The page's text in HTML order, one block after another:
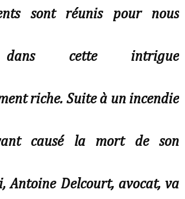
sont réunis pour nous
dans cette intrigue
riche. Suite à un incendie
causé la mort de son
Antoine Delcourt, avocat, va